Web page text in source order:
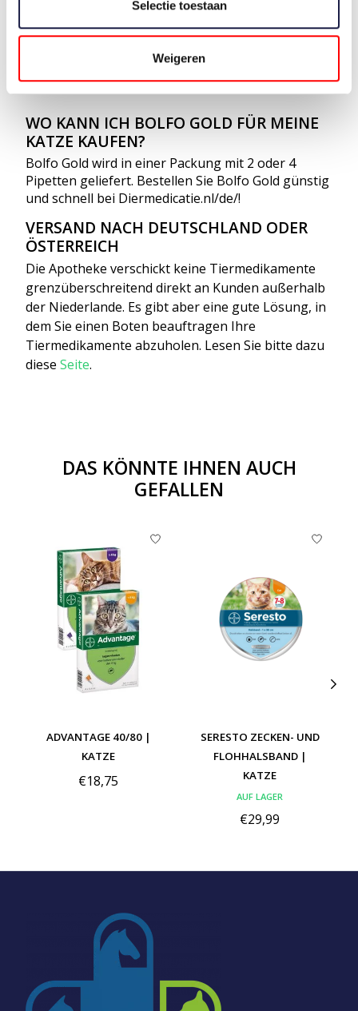
Selectie toestaan
Weigeren
Haut zwischen den Schulterblättern. In der
erhalten, finden Sie klare Anweisungen. Lesen Sie
die Gebrauchsanweisung sorgfältig durch, bevor
WO KANN ICH BOLFO GOLD FÜR MEINE
KATZE KAUFEN?
Bolfo Gold wird in einer Packung mit 2 oder 4
Pipetten geliefert. Bestellen Sie Bolfo Gold günstig
und schnell bei Diermedicatie.nl/de/!
VERSAND NACH DEUTSCHLAND ODER
ÖSTERREICH
Die Apotheke verschickt keine Tiermedikamente
grenzüberschreitend direkt an Kunden außerhalb
der Niederlande. Es gibt aber eine gute Lösung, in
dem Sie einen Boten beauftragen Ihre
Tiermedikamente abzuholen. Lesen Sie bitte dazu
diese Seite.
DAS KÖNNTE IHNEN AUCH
GEFALLEN
Produkt-Karussell-Artikel
ADVANTAGE 40/80 |
KATZE
€18,75
SERESTO ZECKEN- UND
FLOHHALSBAND |
KATZE
AUF LAGER
€29,99